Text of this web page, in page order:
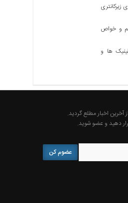
و خواص
ها و
آخرین اخبار مطلع گردید.
دهید و عضو شوید.